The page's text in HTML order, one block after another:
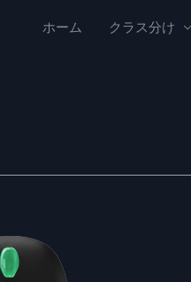
ホーム クラス分け